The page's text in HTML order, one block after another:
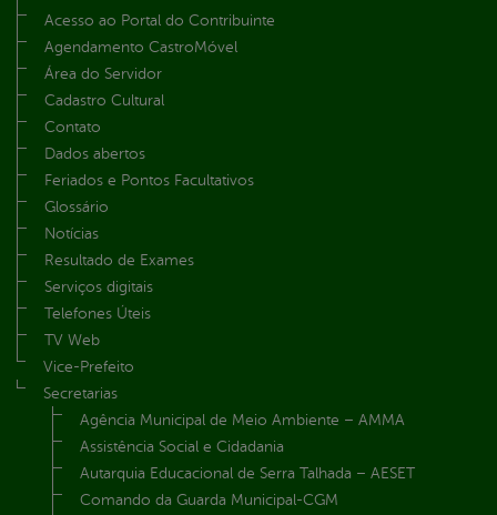
Acesso ao Portal do Contribuinte
Agendamento CastroMóvel
Área do Servidor
Cadastro Cultural
Contato
Dados abertos
Feriados e Pontos Facultativos
Glossário
Notícias
Resultado de Exames
Serviços digitais
Telefones Úteis
TV Web
Vice-Prefeito
Secretarias
Agência Municipal de Meio Ambiente – AMMA
Assistência Social e Cidadania
Autarquia Educacional de Serra Talhada – AESET
Comando da Guarda Municipal-CGM